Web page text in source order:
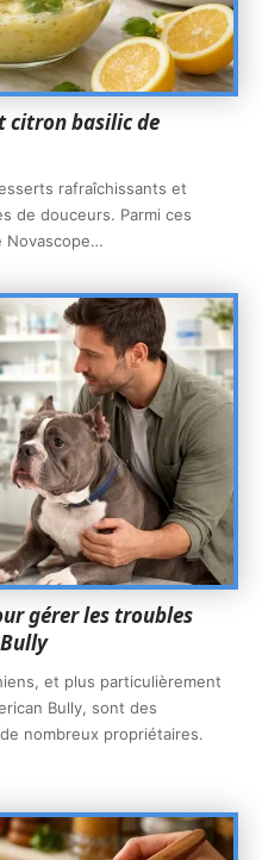
citron basilic de
rafraîchissants et
de douceurs. Parmi ces
Novascope…
gérer les troubles
et plus particulièrement
Bully, sont des
nombreux propriétaires.